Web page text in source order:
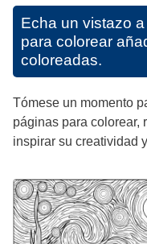
Echa un vistazo
para colorear
coloreadas.
Tómese un momento
páginas para colorear,
inspirar su creatividad